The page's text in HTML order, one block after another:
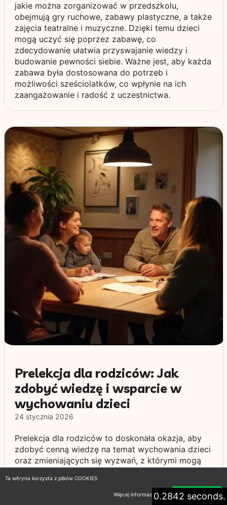
jakie można zorganizować w przedszkolu,
obejmują gry ruchowe, zabawy plastyczne, a także
zajęcia teatralne i muzyczne. Dzięki temu dzieci
mogą uczyć się poprzez zabawę, co
zdecydowanie ułatwia przyswajanie wiedzy i
budowanie pewności siebie. Ważne jest, aby każda
zabawa była dostosowana do potrzeb i
możliwości sześciolatków, co wpłynie na ich
zaangażowanie i radość z uczestnictwa.
Prelekcja dla rodziców: Jak
zdobyć wiedzę i wsparcie w
wychowaniu dzieci
24 stycznia 2026
Prelekcja dla rodziców to doskonała okazja, aby
zdobyć cenną wiedzę na temat wychowania dzieci
oraz zmieniających się wyzwań, z którymi mogą
wzbogacone o doświadczenia specjalistów oraz
osób, które z pasją dzielą się swoimi0.2842 seconds.
Ta witryna korzysta z plików COOKIES
Więcej informacji Akceptuję